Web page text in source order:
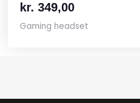
kr. 349,00
Gaming headset